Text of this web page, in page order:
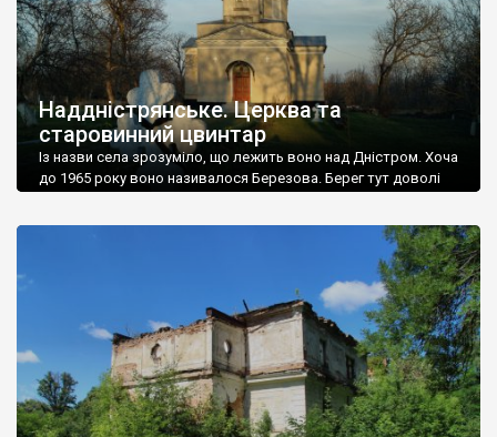
Наддністрянське. Церква та
старовинний цвинтар
Із назви села зрозуміло, що лежить воно над Дністром. Хоча
до 1965 року воно називалося Березова. Берег тут доволі
Наддністрянське відрізняється від більшості навколишніх
сіл. У селі є мурована Михайлівська церква. Точної дати […]